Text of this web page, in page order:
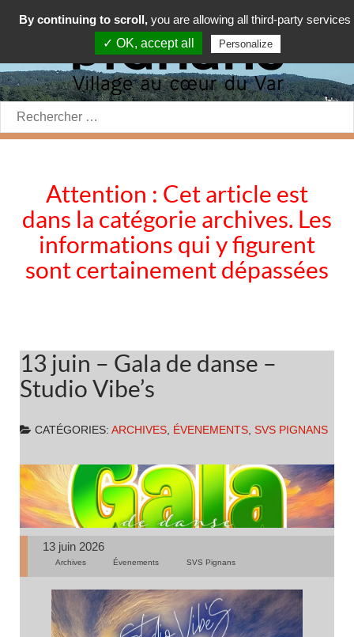
Rechercher:
Attention : Cet article est
dans la catégorie archives. Les
informations qui y figurent
sont certainement dépassées
13 juin – Gala de danse –
Studio Vibe’s
CATÉGORIES: ARCHIVES, ÉVENEMENTS, SVS PIGNANS
13 juin 2026
Archives Évenements SVS Pignans
By continuing to scroll, you are allowing all third-party services
✓ OK, accept all
Personalize